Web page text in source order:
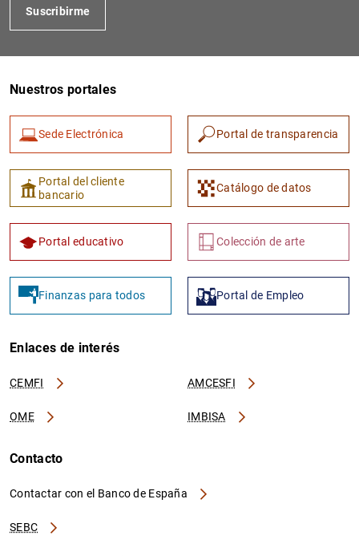
Suscribirme
Nuestros portales
Sede Electrónica Portal de transparencia
Portal del cliente
bancario
Catálogo de datos
Portal educativo Colección de arte
Finanzas para todos Portal de Empleo
Enlaces de interés
CEMFI AMCESFI
OME IMBISA
Contacto
Contactar con el Banco de España
SEBC